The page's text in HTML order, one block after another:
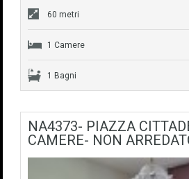
60 metri
1 Camere
1 Bagni
NA4373- PIAZZA
CAMERE- NON